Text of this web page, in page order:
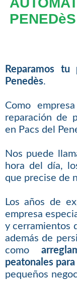
PENEDèS
Reparamos
Penedès.
Como
reparación de
en Pacs del
Nos puede
hora del día,
que precise de
Los años de
empresa
y cerramientos
además de
como
peatonales
pequeños